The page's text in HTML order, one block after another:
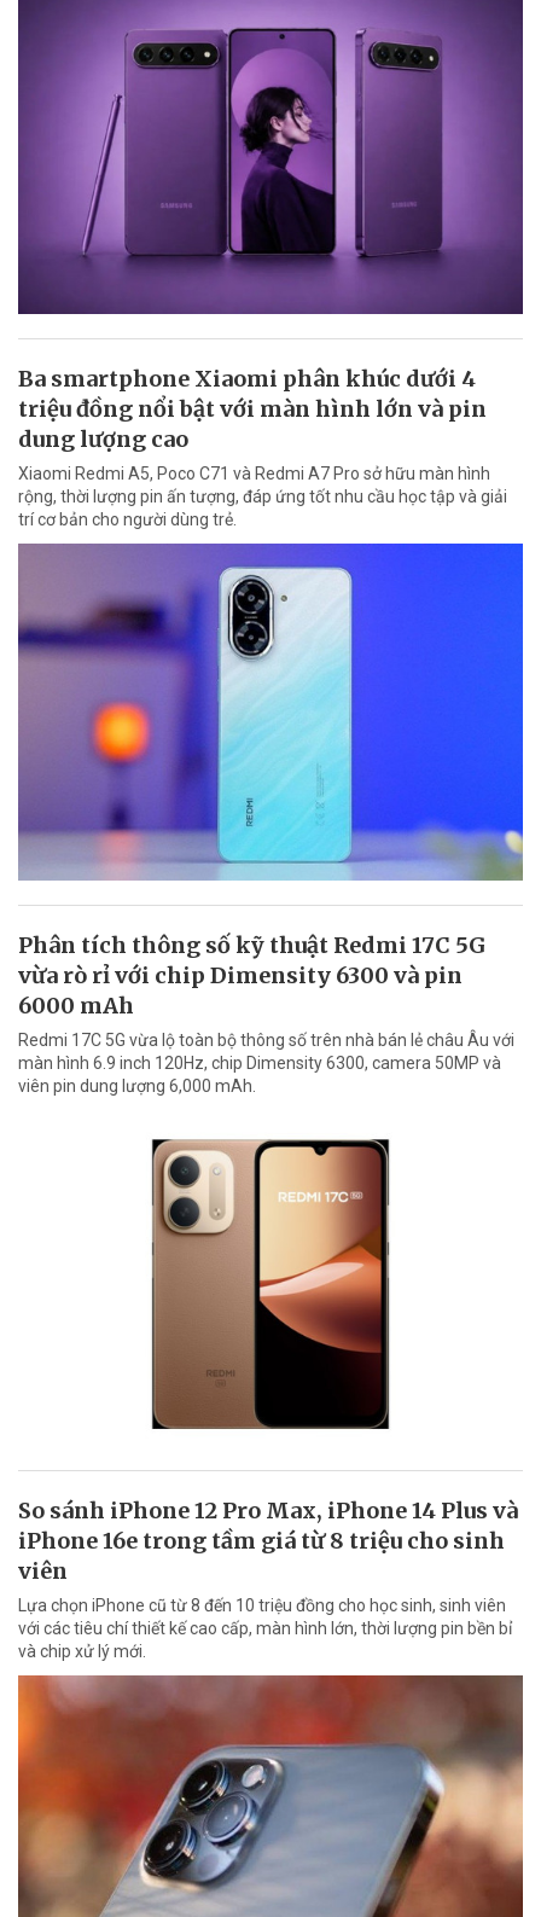
Ba smartphone Xiaomi phân khúc dưới 4
triệu đồng nổi bật với màn hình lớn và pin
dung lượng cao
Xiaomi Redmi A5, Poco C71 và Redmi A7 Pro sở hữu màn hình
rộng, thời lượng pin ấn tượng, đáp ứng tốt nhu cầu học tập và giải
trí cơ bản cho người dùng trẻ.
Phân tích thông số kỹ thuật Redmi 17C 5G
vừa rò rỉ với chip Dimensity 6300 và pin
6000 mAh
Redmi 17C 5G vừa lộ toàn bộ thông số trên nhà bán lẻ châu Âu với
màn hình 6.9 inch 120Hz, chip Dimensity 6300, camera 50MP và
viên pin dung lượng 6,000 mAh.
So sánh iPhone 12 Pro Max, iPhone 14 Plus và
iPhone 16e trong tầm giá từ 8 triệu cho sinh
viên
Lựa chọn iPhone cũ từ 8 đến 10 triệu đồng cho học sinh, sinh viên
với các tiêu chí thiết kế cao cấp, màn hình lớn, thời lượng pin bền bỉ
và chip xử lý mới.